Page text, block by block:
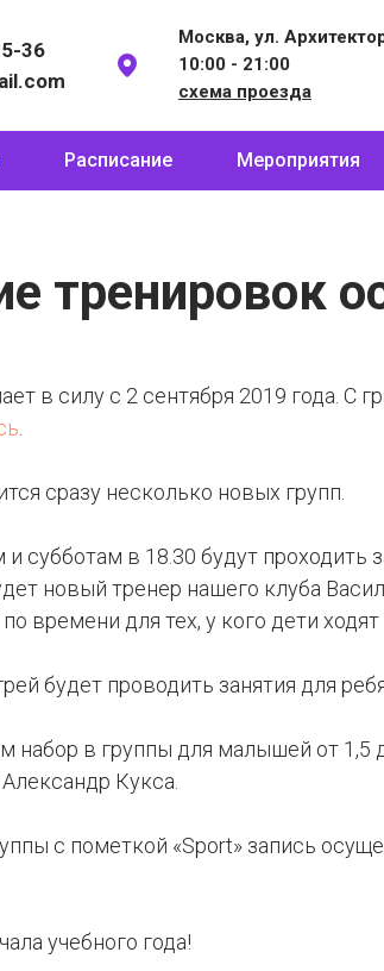
36
Москва, ул.
10:00 - 21:00
схема проезда
Расписание Мероприятия
тренировок
в силу с 2 сентября 2019 года. С
сразу несколько новых групп.
субботам в 18.30 будут проходить
новый тренер нашего клуба
времени для тех, у кого дети ходят
будет проводить занятия для
набор в группы для малышей от 1,5
Кукса.
с пометкой «Sport» запись
учебного года!